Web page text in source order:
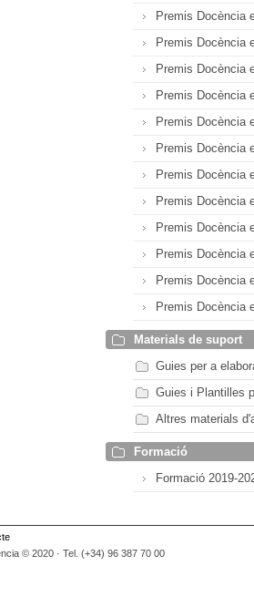
Premis Docència
Premis Docència
Premis Docència
Premis Docència
Premis Docència
Premis Docència
Premis Docència
Premis Docència
Premis Docència
Premis Docència
Premis Docència
Premis Docència
Materials de suport
Guies per a
Guies i Plantilles
Altres materials
Formació
Formació 2019-
© 2020 · Tel. (+34) 96 387 70 00